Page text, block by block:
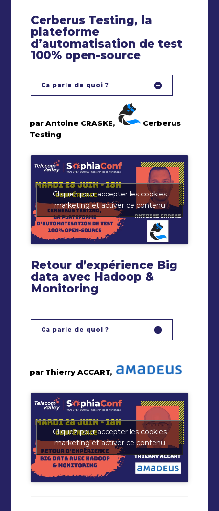
Cerberus Testing, la
plateforme
d’automatisation de test
100% open-source
Ca parle de quoi ?
par Antoine CRASKE,
Cerberus
Testing
Cliquez pour accepter les cookies
marketing et activer ce contenu
Retour d’expérience Big
data avec Hadoop &
Monitoring
Ca parle de quoi ?
par Thierry ACCART,
Cliquez pour accepter les cookies
marketing et activer ce contenu